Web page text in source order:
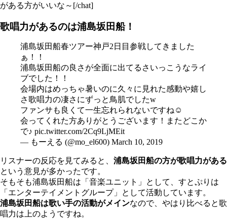
がある方がいいな～[/chat]
歌唱力があるのは浦島坂田船！
浦島坂田船春ツアー神戸2日目参戦してきました
ぁ！！
浦島坂田船の良さが全面に出てるさいっこうなライ
ブでした！！
会場内はめっちゃ暑いのに久々に見れた感動や嬉し
さ歌唱力の凄さにずっと鳥肌でしたw
ファンサも良くて一生忘れられないですね☺️
会ってくれた方ありがとうございます！またどこか
で♪ pic.twitter.com/2Cq9LjMEit
— もーえる (@mo_el600) March 10, 2019
リスナーの反応を見てみると、 浦島坂田船の方が歌唱力がある
という意見が多かったです。
そもそも浦島坂田船は「音楽ユニット」として、すとぷりは
「エンターテイメントグループ」として活動しています。
浦島坂田船は歌い手の活動がメインなので、やはり比べると歌
唱力は上のようですね。